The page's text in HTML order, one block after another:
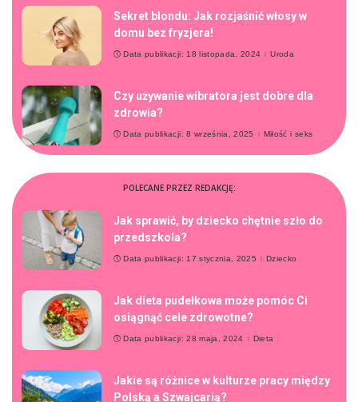
Sekret blondu: Jak rozjaśnić włosy w
domu bez fryzjera!
Data publikacji: 18 listopada, 2024 Uroda
Czy używanie wibratora jest dobre dla
zdrowia?
Data publikacji: 8 września, 2025 Miłość i seks
POLECANE PRZEZ REDAKCJĘ:
Jak sprawić, by dziecko chętnie szło do
przedszkola?
Data publikacji: 17 stycznia, 2025 Dziecko
Jak dieta pudełkowa może pomóc Ci
osiągnąć cele zdrowotne?
Data publikacji: 28 maja, 2024 Dieta
Jakie są różnice w kulturze pracy między
Polską a Szwajcarią?